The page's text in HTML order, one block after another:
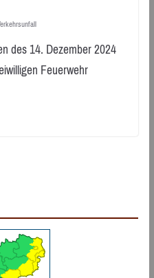
des 14. Dezember 2024
Feuerwehr